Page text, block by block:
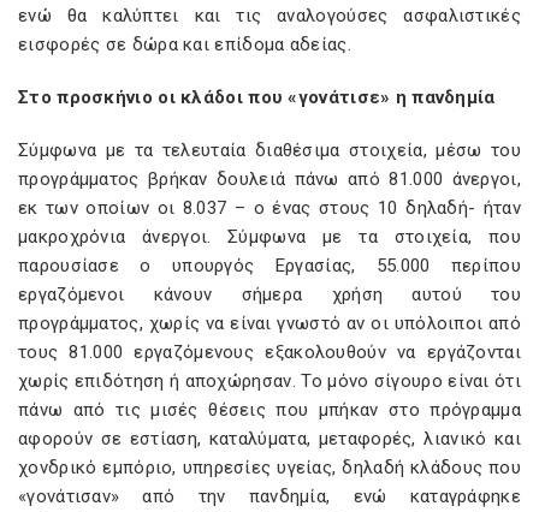
ενώ θα καλύπτει και τις αναλογούσες ασφαλιστικές
εισφορές σε δώρα και επίδομα αδείας.
Στο προσκήνιο οι κλάδοι που «γονάτισε» η πανδημία
Σύμφωνα με τα τελευταία διαθέσιμα στοιχεία, μέσω του
προγράμματος βρήκαν δουλειά πάνω από 81.000 άνεργοι,
εκ των οποίων οι 8.037 – ο ένας στους 10 δηλαδή- ήταν
μακροχρόνια άνεργοι. Σύμφωνα με τα στοιχεία, που
παρουσίασε ο υπουργός Εργασίας, 55.000 περίπου
εργαζόμενοι κάνουν σήμερα χρήση αυτού του
προγράμματος, χωρίς να είναι γνωστό αν οι υπόλοιποι από
τους 81.000 εργαζόμενους εξακολουθούν να εργάζονται
χωρίς επιδότηση ή αποχώρησαν. Το μόνο σίγουρο είναι ότι
πάνω από τις μισές θέσεις που μπήκαν στο πρόγραμμα
αφορούν σε εστίαση, καταλύματα, μεταφορές, λιανικό και
χονδρικό εμπόριο, υπηρεσίες υγείας, δηλαδή κλάδους που
«γονάτισαν» από την πανδημία, ενώ καταγράφηκε